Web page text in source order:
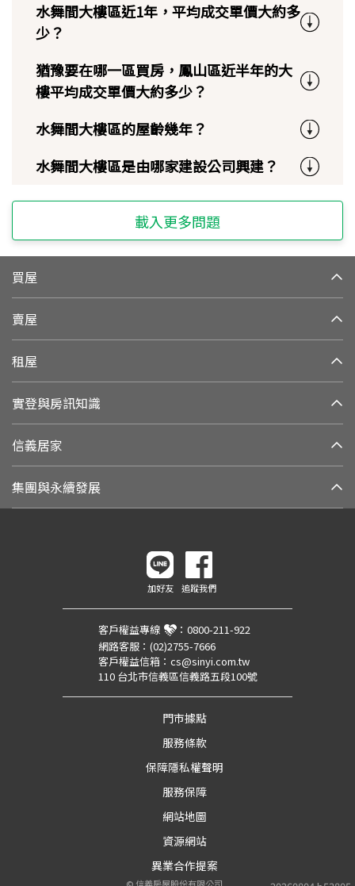
水舞間大樓區近1年，平均成交單價大約多
少？
猶豫要在哪一區買房，鳳山區近半年的大
樓平均成交單價大約多少？
水舞間大樓區的屋齡幾年？
水舞間大樓區是由哪家建設公司興建？
載入更多問題
買屋
賣屋
租屋
實登與房訊知識
信義居家
集團與永續發展
加好友 追蹤我們
客戶權益專線 ： 0800-211-922
網路客服： (02)2755-7666
客戶權益信箱： cs@sinyi.com.tw
110 台北市信義區信義路五段100號
門市據點
服務條款
保障隱私權聲明
服務保障
網站地圖
資源網站
異業合作提案